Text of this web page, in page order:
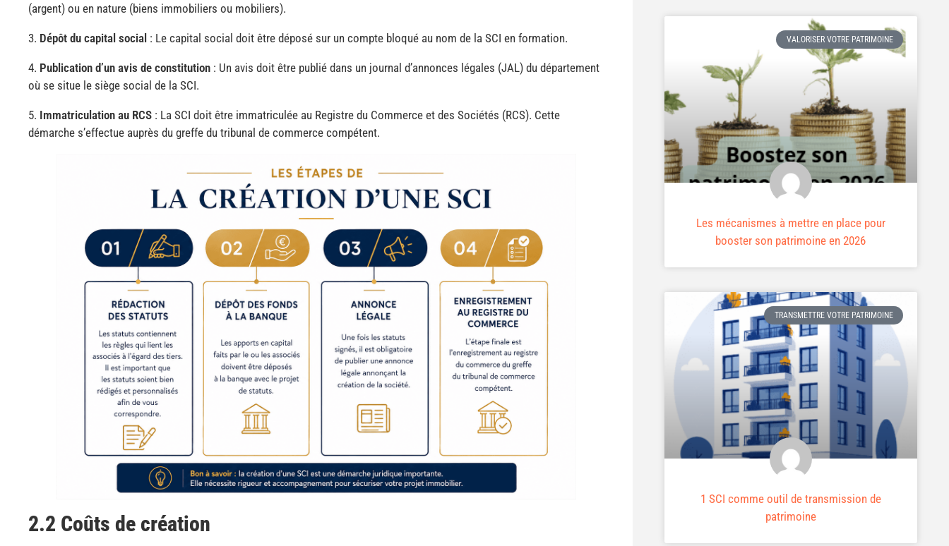
(argent) ou en nature (biens immobiliers ou mobiliers).
Dépôt du capital social : Le capital social doit être déposé sur un compte bloqué au nom de la SCI en formation.
Publication d’un avis de constitution : Un avis doit être publié dans un journal d’annonces légales (JAL) du département
où se situe le siège social de la SCI.
Immatriculation au RCS : La SCI doit être immatriculée au Registre du Commerce et des Sociétés (RCS). Cette
démarche s’effectue auprès du greffe du tribunal de commerce compétent.
2.2 Coûts de création
VALORISER VOTRE PATRIMOINE
Les mécanismes à mettre en place pour
booster son patrimoine en 2026
TRANSMETTRE VOTRE PATRIMOINE
1 SCI comme outil de transmission de
patrimoine